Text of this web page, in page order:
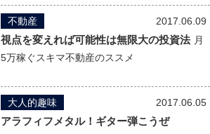
2017.06.09
不動産
視点を変えれば可能性は無限大の投資法 月
5万稼ぐスキマ不動産のススメ
2017.06.05
大人的趣味
アラフィフメタル！ギター弾こうぜ